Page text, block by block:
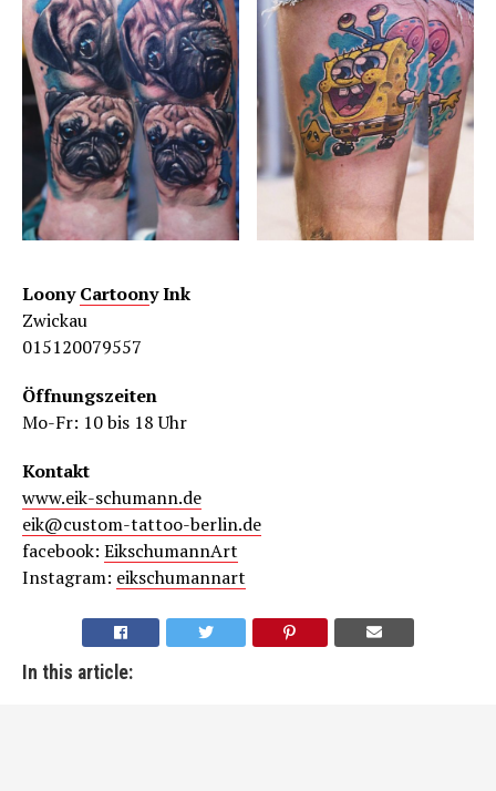
LoonyCartoony Ink
Zwickau
015120079557
Öffnungszeiten
Mo-Fr: 10 bis 18 Uhr
Kontakt
www.eik-schumann.de
eik@custom-tattoo-berlin.de
facebook: EikschumannArt
Instagram: eikschumannart
In this article: